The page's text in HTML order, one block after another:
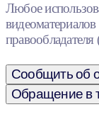
Любое
Сообщить об
Обращение в